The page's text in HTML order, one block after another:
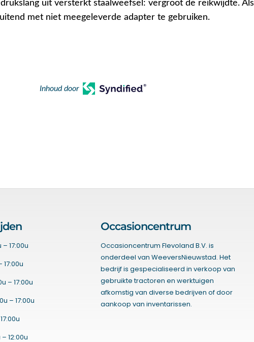
uit versterkt staalweefsel: vergroot de reikwijdte. Als
met niet meegeleverde adapter te gebruiken.
Inhoud door
17:00u
– 17:00u
– 17:00u
12:00u
Occasioncentrum
Occasioncentrum Flevoland B.V. is
onderdeel van WeeversNieuwstad. Het
bedrijf is gespecialiseerd in verkoop van
gebruikte tractoren en werktuigen
afkomstig van diverse bedrijven of door
aankoop van inventarissen.